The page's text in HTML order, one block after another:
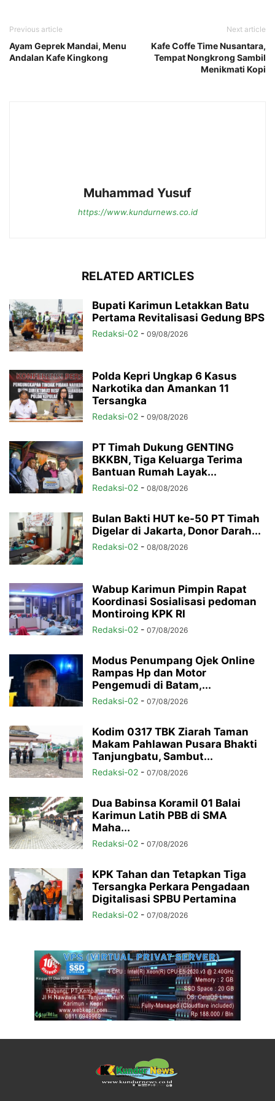
Previous article
Ayam Geprek Mandai, Menu
Andalan Kafe Kingkong
Next article
Kafe Coffe Time Nusantara,
Tempat Nongkrong Sambil
Menikmati Kopi
Muhammad Yusuf
https://www.kundurnews.co.id
RELATED ARTICLES
Bupati Karimun Letakkan Batu
Pertama Revitalisasi Gedung BPS
Redaksi-02 - 09/08/2026
Polda Kepri Ungkap 6 Kasus
Narkotika dan Amankan 11
Tersangka
Redaksi-02 - 09/08/2026
PT Timah Dukung GENTING
BKKBN, Tiga Keluarga Terima
Bantuan Rumah Layak...
Redaksi-02 - 08/08/2026
Bulan Bakti HUT ke-50 PT Timah
Digelar di Jakarta, Donor Darah...
Redaksi-02 - 08/08/2026
Wabup Karimun Pimpin Rapat
Koordinasi Sosialisasi pedoman
Montiroing KPK RI
Redaksi-02 - 07/08/2026
Modus Penumpang Ojek Online
Rampas Hp dan Motor
Pengemudi di Batam,...
Redaksi-02 - 07/08/2026
Kodim 0317 TBK Ziarah Taman
Makam Pahlawan Pusara Bhakti
Tanjungbatu, Sambut...
Redaksi-02 - 07/08/2026
Dua Babinsa Koramil 01 Balai
Karimun Latih PBB di SMA
Maha...
Redaksi-02 - 07/08/2026
KPK Tahan dan Tetapkan Tiga
Tersangka Perkara Pengadaan
Digitalisasi SPBU Pertamina
Redaksi-02 - 07/08/2026